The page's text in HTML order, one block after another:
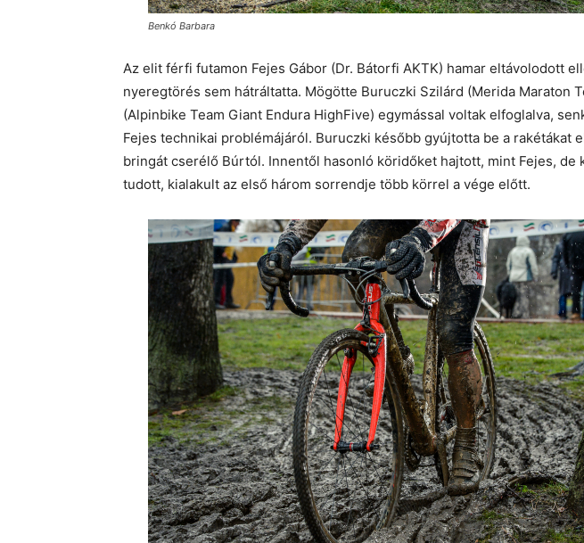
Benkó Barbara
Az elit férfi futamon Fejes Gábor (Dr. Bátorfi AKTK) hamar eltávolodott
nyeregtörés sem hátráltatta. Mögötte Buruczki Szilárd (Merida Maraton
(Alpinbike Team Giant Endura HighFive) egymással voltak elfoglalva,
Fejes technikai problémájáról. Buruczki később gyújtotta be a rakétákat
bringát cserélő Búrtól. Innentől hasonló köridőket hajtott, mint Fejes, de
tudott, kialakult az első három sorrendje több körrel a vége előtt.